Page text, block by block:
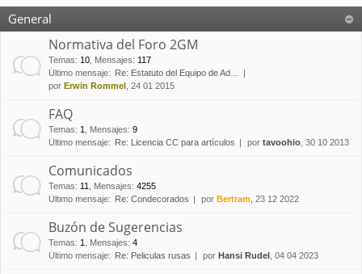
General
Normativa del Foro 2GM
Temas: 10 Mensajes: 117
Último mensaje:
Re: Estatuto del Equipo de Ad…
por Erwin Rommel , 24 01 2015
FAQ
Temas: 1 Mensajes: 9
Último mensaje:
Re: Licencia CC para artículos por tavoohio , 30 10 2013
Comunicados
Temas: 11 Mensajes: 4255
Último mensaje:
Re: Condecorados por Bertram , 23 12 2022
Buzón de Sugerencias
Temas: 1 Mensajes: 4
Último mensaje:
Re: Peliculas rusas por Hansi Rudel , 04 04 2023